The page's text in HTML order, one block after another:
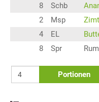
8 Schb
2
Msp
Zimt
4
EL
8
Spr Rum
Portionen